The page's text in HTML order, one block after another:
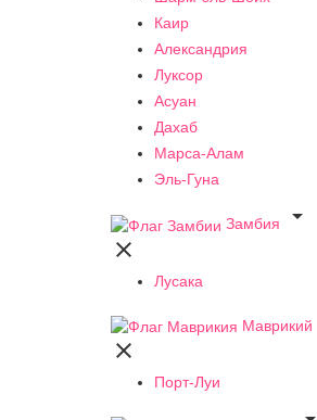
Каир
Александрия
Луксор
Асуан
Дахаб
Марса-Алам
Эль-Гуна
Замбия


Лусака
Маврикий

Порт-Луи